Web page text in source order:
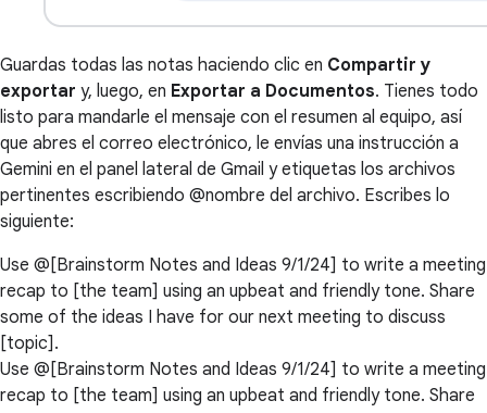
Guardas todas las notas haciendo clic en Compartir y
exportar y, luego, en Exportar a Documentos. Tienes todo
listo para mandarle el mensaje con el resumen al equipo, así
que abres el correo electrónico, le envías una instrucción a
Gemini en el panel lateral de Gmail y etiquetas los archivos
pertinentes escribiendo @nombre del archivo. Escribes lo
siguiente:
Use @[Brainstorm Notes and Ideas 9/1/24] to write a meeting
recap to [the team] using an upbeat and friendly tone. Share
some of the ideas I have for our next meeting to discuss
[topic].
Use @[Brainstorm Notes and Ideas 9/1/24] to write a meeting
recap to [the team] using an upbeat and friendly tone. Share